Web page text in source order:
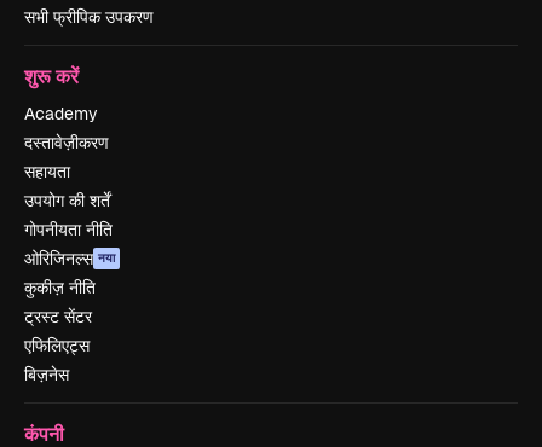
सभी फ्रीपिक उपकरण
शुरू करें
Academy
दस्तावेज़ीकरण
सहायता
उपयोग की शर्तें
गोपनीयता नीति
ओरिजिनल्स नया
कुकीज़ नीति
ट्रस्ट सेंटर
एफिलिएट्स
बिज़नेस
कंपनी